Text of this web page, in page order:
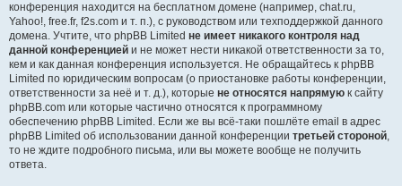
конференция находится на бесплатном домене (например, chat.ru,
Yahoo!, free.fr, f2s.com и т. п.), с руководством или техподдержкой данного
домена. Учтите, что phpBB Limited не имеет никакого контроля над
данной конференцией и не может нести никакой ответственности за то,
кем и как данная конференция используется. Не обращайтесь к phpBB
Limited по юридическим вопросам (о приостановке работы конференции,
ответственности за неё и т. д.), которые не относятся напрямую к сайту
phpBB.com или которые частично относятся к программному
обеспечению phpBB Limited. Если же вы всё-таки пошлёте email в адрес
phpBB Limited об использовании данной конференции третьей стороной,
то не ждите подробного письма, или вы можете вообще не получить
ответа.